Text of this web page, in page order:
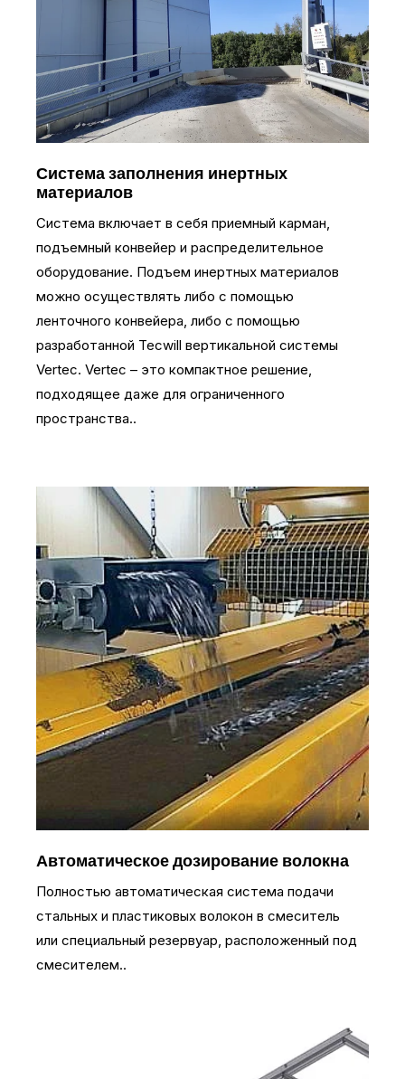
Система заполнения инертных
материалов
Система включает в себя приемный карман,
подъемный конвейер и распределительное
оборудование. Подъем инертных материалов
можно осуществлять либо с помощью
ленточного конвейера, либо с помощью
разработанной Tecwill вертикальной системы
Vertec. Vertec – это компактное решение,
подходящее даже для ограниченного
пространства..
Автоматическое дозирование волокна
Полностью автоматическая система подачи
стальных и пластиковых волокон в смеситель
или специальный резервуар, расположенный под
смесителем..